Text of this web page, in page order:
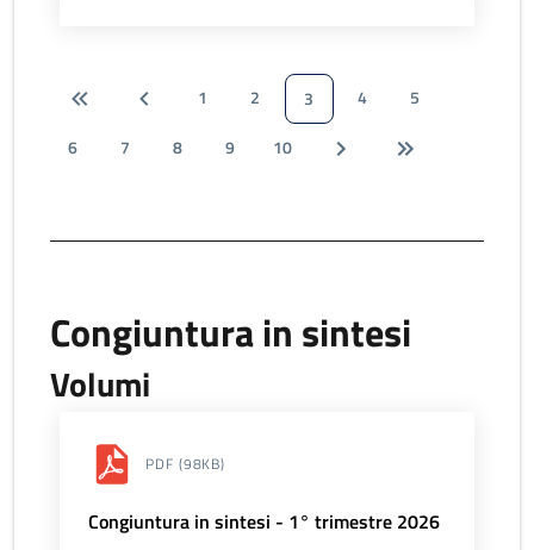
1 2 3 4
5
6
7 8 9 10
Congiuntura in sintesi
Volumi
PDF (98KB)
Congiuntura in sintesi - 1° trimestre 2026